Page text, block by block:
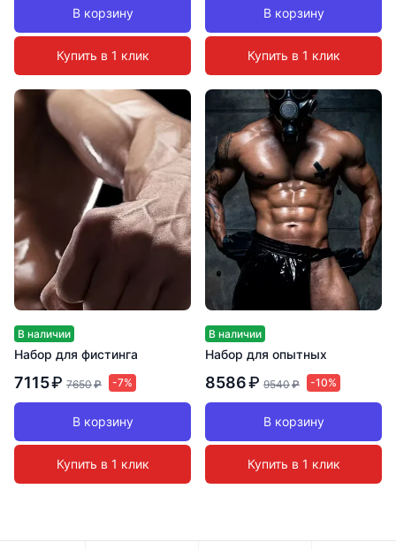
В корзину
Купить в 1 клик
В корзину
Купить в 1 клик
В наличии
Набор для фистинга
7115₽ 7650₽ -7%
В корзину
Купить в 1 клик
В наличии
Набор для опытных
8586₽ 9540₽ -10%
В корзину
Купить в 1 клик